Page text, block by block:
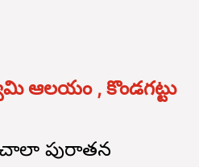
ఆలయం , కొండగట్టు
పురాతన